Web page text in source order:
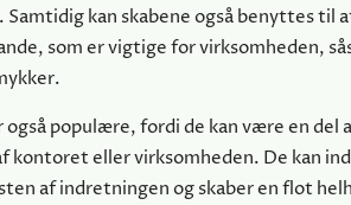
Samtidig kan skabene også benyttes til
som er vigtige for virksomheden,
også populære, fordi de kan være en del
kontoret eller virksomheden. De kan
af indretningen og skaber en flot